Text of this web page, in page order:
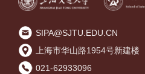
SIPA@SJTU.EDU.CN
上海市华山路1954号新建楼
021-62933096